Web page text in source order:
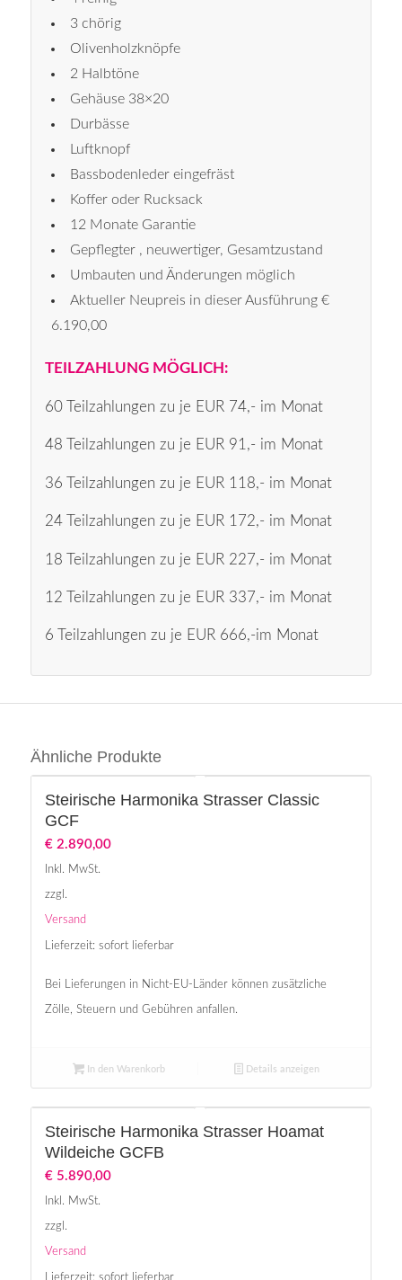
3 chörig
Olivenholzknöpfe
2 Halbtöne
Gehäuse 38×20
Durbässe
Luftknopf
Bassbodenleder eingefräst
Koffer oder Rucksack
12 Monate Garantie
Gepflegter , neuwertiger, Gesamtzustand
Umbauten und Änderungen möglich
Aktueller Neupreis in dieser Ausführung €
6.190,00
TEILZAHLUNG MÖGLICH:
60 Teilzahlungen zu je EUR 74,- im Monat
48 Teilzahlungen zu je EUR 91,- im Monat
36 Teilzahlungen zu je EUR 118,- im Monat
24 Teilzahlungen zu je EUR 172,- im Monat
18 Teilzahlungen zu je EUR 227,- im Monat
12 Teilzahlungen zu je EUR 337,- im Monat
6 Teilzahlungen zu je EUR 666,-im Monat
Ähnliche Produkte
Steirische Harmonika Strasser Classic
GCF
€2.890,00
Inkl. MwSt.
zzgl.
Versand
Lieferzeit: sofort lieferbar
Bei Lieferungen in Nicht-EU-Länder können zusätzliche
Zölle, Steuern und Gebühren anfallen.
In den Warenkorb Details anzeigen
Steirische Harmonika Strasser Hoamat
Wildeiche GCFB
€5.890,00
Inkl. MwSt.
zzgl.
Versand
Lieferzeit: sofort lieferbar